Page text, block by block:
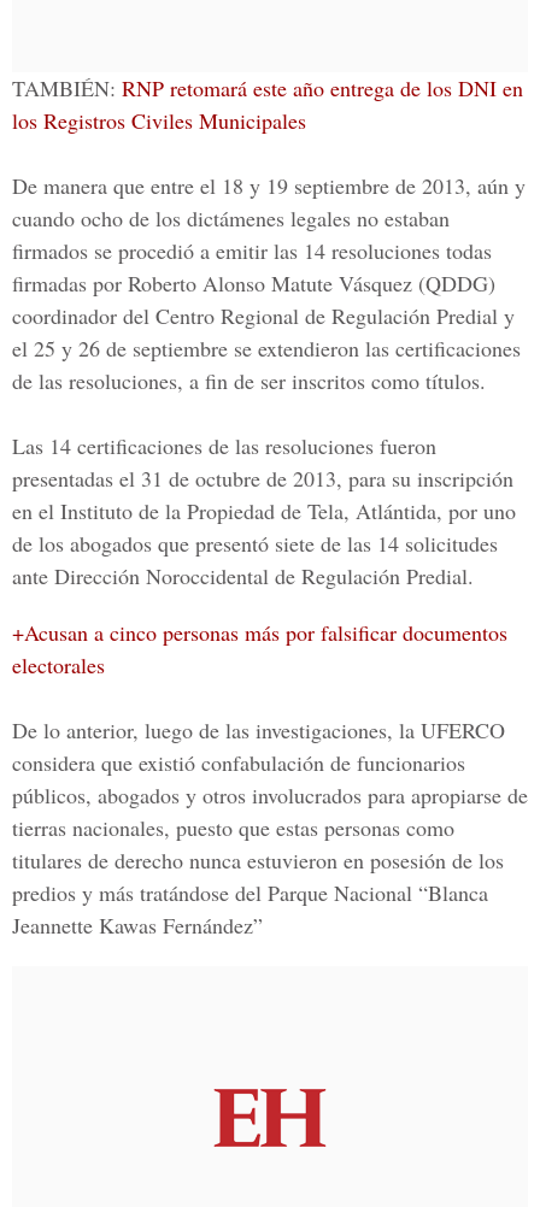
TAMBIÉN: RNP retomará este año entrega de los DNI en
los Registros Civiles Municipales
De manera que entre el 18 y 19 septiembre de 2013, aún y
cuando ocho de los dictámenes legales no estaban
firmados se procedió a emitir las 14 resoluciones todas
firmadas por Roberto Alonso Matute Vásquez (QDDG)
coordinador del Centro Regional de Regulación Predial y
el 25 y 26 de septiembre se extendieron las certificaciones
de las resoluciones, a fin de ser inscritos como títulos.
Las 14 certificaciones de las resoluciones fueron
presentadas el 31 de octubre de 2013, para su inscripción
en el Instituto de la Propiedad de Tela, Atlántida, por uno
de los abogados que presentó siete de las 14 solicitudes
ante Dirección Noroccidental de Regulación Predial.
+Acusan a cinco personas más por falsificar documentos
electorales
De lo anterior, luego de las investigaciones, la UFERCO
considera que existió confabulación de funcionarios
públicos, abogados y otros involucrados para apropiarse de
tierras nacionales, puesto que estas personas como
titulares de derecho nunca estuvieron en posesión de los
predios y más tratándose del Parque Nacional “Blanca
Jeannette Kawas Fernández”